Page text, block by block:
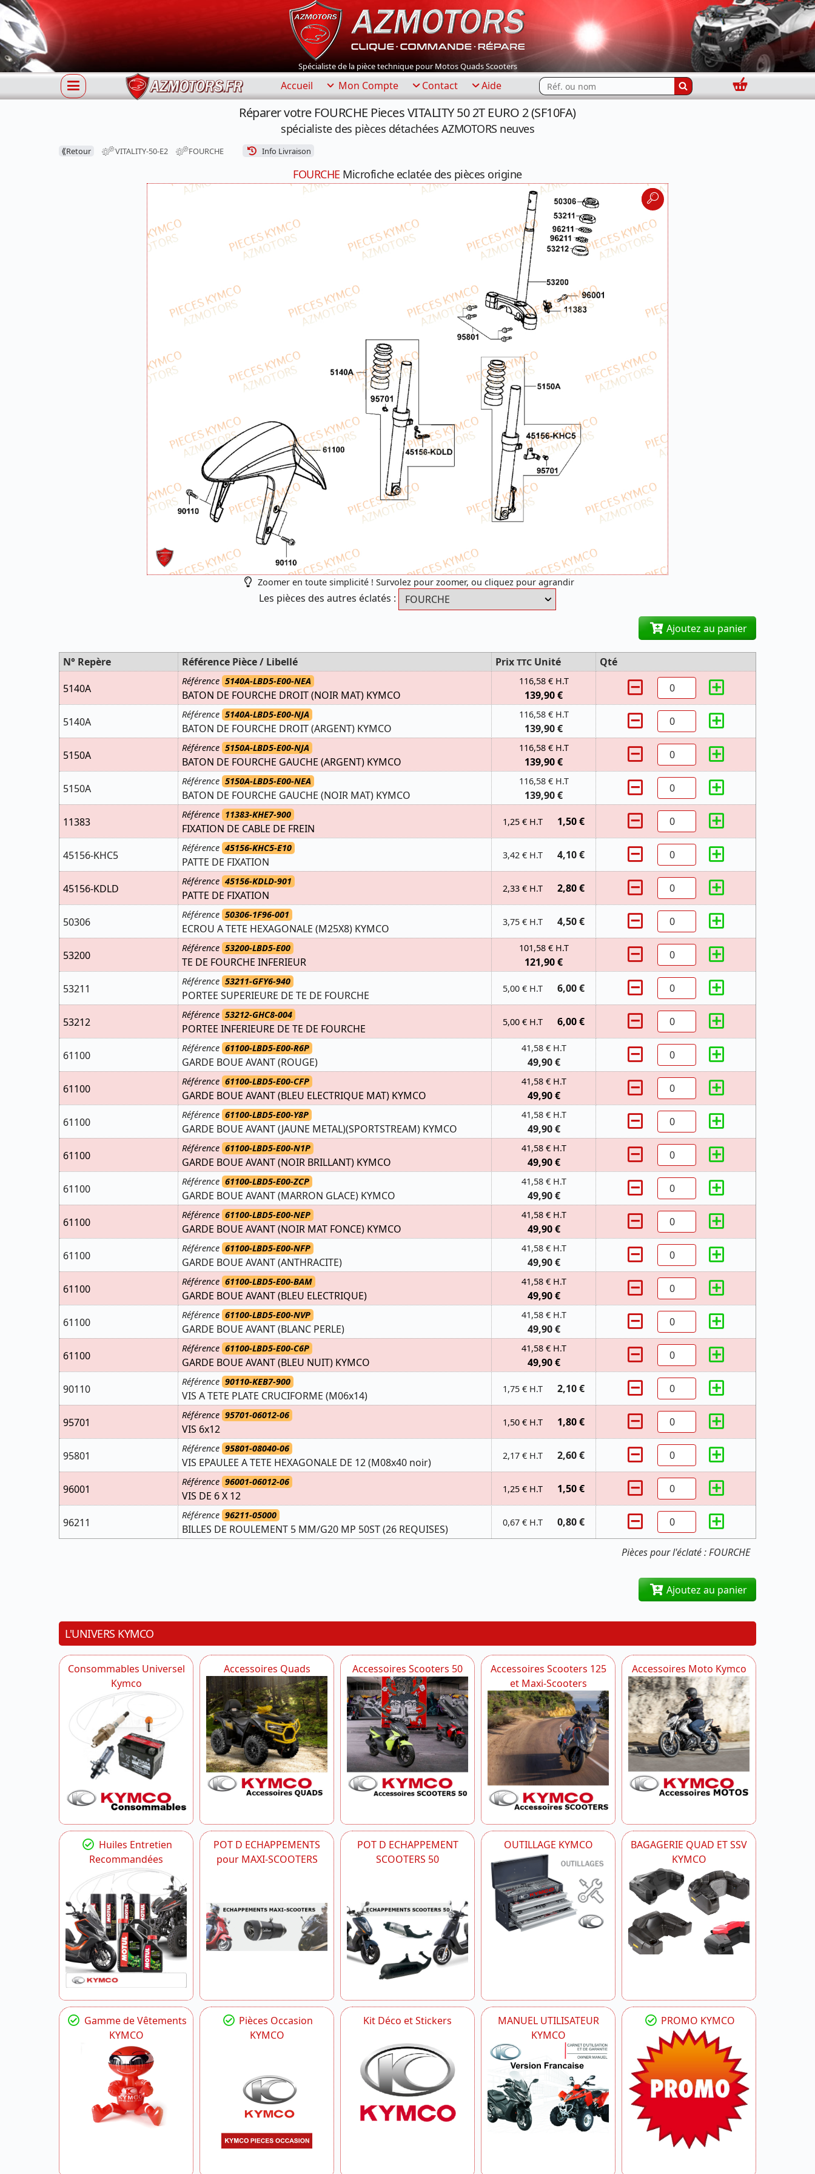
Spécialiste de la pièce technique pour Motos Quads Scooters
Accueil Mon Compte Contact Aide Rechercher...
Panier
Réparer votre FOURCHE Pieces VITALITY 50 2T EURO 2 (SF10FA)
spécialiste des pièces détachées AZMOTORS neuves
⟪Retour VITALITY-50-E2 FOURCHE Info Livraison
FOURCHE Microfiche eclatée des pièces origine
Zoomer en toute simplicité ! Survolez pour zoomer, ou cliquez pour agrandir
Les pièces des autres éclatés :
Ajoutez au panier
Pièces pour l'éclaté : FOURCHE
N° Repère Référence Pièce / Libellé Prix TTC Unité
Qté
5140A
Référence 5140A-LBD5-E00-NEA
BATON DE FOURCHE DROIT (NOIR MAT) KYMCO
116,58 € H.T
139,90 €
5140A
Référence 5140A-LBD5-E00-NJA
BATON DE FOURCHE DROIT (ARGENT) KYMCO
116,58 € H.T
139,90 €
5150A
Référence 5150A-LBD5-E00-NJA
BATON DE FOURCHE GAUCHE (ARGENT) KYMCO
116,58 € H.T
139,90 €
5150A
Référence 5150A-LBD5-E00-NEA
BATON DE FOURCHE GAUCHE (NOIR MAT) KYMCO
116,58 € H.T
139,90 €
11383
Référence 11383-KHE7-900
FIXATION DE CABLE DE FREIN
1,25 € H.T 1,50 €
45156-KHC5
Référence 45156-KHC5-E10
PATTE DE FIXATION
3,42 € H.T 4,10 €
45156-KDLD
Référence 45156-KDLD-901
PATTE DE FIXATION
2,33 € H.T 2,80 €
50306
Référence 50306-1F96-001
ECROU A TETE HEXAGONALE (M25X8) KYMCO
3,75 € H.T 4,50 €
53200
Référence 53200-LBD5-E00
TE DE FOURCHE INFERIEUR
101,58 € H.T
121,90 €
53211
Référence 53211-GFY6-940
PORTEE SUPERIEURE DE TE DE FOURCHE
5,00 € H.T 6,00 €
53212
Référence 53212-GHC8-004
PORTEE INFERIEURE DE TE DE FOURCHE
5,00 € H.T 6,00 €
61100
Référence 61100-LBD5-E00-R6P
GARDE BOUE AVANT (ROUGE)
41,58 € H.T
49,90 €
61100
Référence 61100-LBD5-E00-CFP
GARDE BOUE AVANT (BLEU ELECTRIQUE MAT) KYMCO
41,58 € H.T
49,90 €
61100
Référence 61100-LBD5-E00-Y8P
GARDE BOUE AVANT (JAUNE METAL)(SPORTSTREAM) KYMCO
41,58 € H.T
49,90 €
61100
Référence 61100-LBD5-E00-N1P
GARDE BOUE AVANT (NOIR BRILLANT) KYMCO
41,58 € H.T
49,90 €
61100
Référence 61100-LBD5-E00-ZCP
GARDE BOUE AVANT (MARRON GLACE) KYMCO
41,58 € H.T
49,90 €
61100
Référence 61100-LBD5-E00-NEP
GARDE BOUE AVANT (NOIR MAT FONCE) KYMCO
41,58 € H.T
49,90 €
61100
Référence 61100-LBD5-E00-NFP
GARDE BOUE AVANT (ANTHRACITE)
41,58 € H.T
49,90 €
61100
Référence 61100-LBD5-E00-BAM
GARDE BOUE AVANT (BLEU ELECTRIQUE)
41,58 € H.T
49,90 €
61100
Référence 61100-LBD5-E00-NVP
GARDE BOUE AVANT (BLANC PERLE)
41,58 € H.T
49,90 €
61100
Référence 61100-LBD5-E00-C6P
GARDE BOUE AVANT (BLEU NUIT) KYMCO
41,58 € H.T
49,90 €
90110
Référence 90110-KEB7-900
VIS A TETE PLATE CRUCIFORME (M06x14)
1,75 € H.T 2,10 €
95701
Référence 95701-06012-06
VIS 6x12
1,50 € H.T 1,80 €
95801
Référence 95801-08040-06
VIS EPAULEE A TETE HEXAGONALE DE 12 (M08x40 noir)
2,17 € H.T 2,60 €
96001
Référence 96001-06012-06
VIS DE 6 X 12
1,25 € H.T 1,50 €
96211
Référence 96211-05000
BILLES DE ROULEMENT 5 MM/G20 MP 50ST (26 REQUISES)
0,67 € H.T 0,80 €
Ajoutez au panier
L'UNIVERS KYMCO
Consommables Universel
Kymco
Accessoires Quads Accessoires Scooters 50
Accessoires Scooters 125
et Maxi-Scooters
Accessoires Moto Kymco
Huiles Entretien
Recommandées
POT D ECHAPPEMENTS
pour MAXI-SCOOTERS
POT D ECHAPPEMENT
SCOOTERS 50
OUTILLAGE KYMCO
BAGAGERIE QUAD ET SSV
KYMCO
Gamme de Vêtements
KYMCO
Pièces Occasion
KYMCO
Kit Déco et Stickers
MANUEL UTILISATEUR
KYMCO
PROMO KYMCO